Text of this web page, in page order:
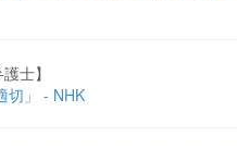
士】
切」 - NHK